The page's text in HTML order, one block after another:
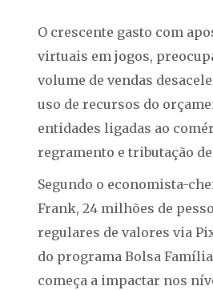
O crescente gasto com
virtuais em jogos,
volume de vendas
uso de recursos do
entidades ligadas ao
regramento e tributação
Segundo o economista-
Frank, 24 milhões de
regulares de valores via
do programa Bolsa
começa a impactar nos